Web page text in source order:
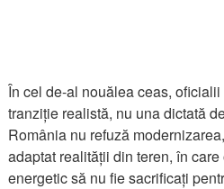
În cel de-al nouălea ceas,
tranziție realistă, nu una dictată
România nu refuză
adaptat realității din teren, în
energetic să nu fie sacrificați